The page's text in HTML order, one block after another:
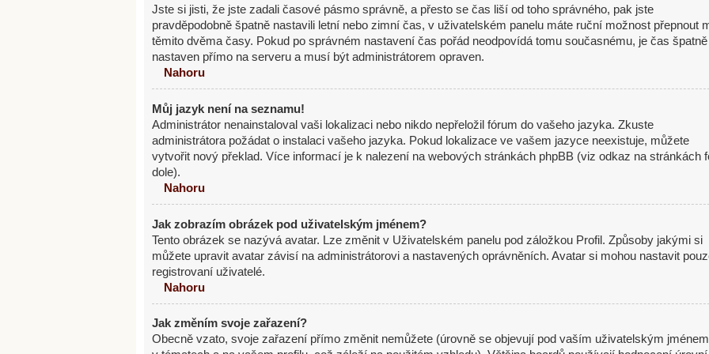
Jste si jisti, že jste zadali časové pásmo správně, a přesto se čas liší od toho správného, pak jste
pravděpodobně špatně nastavili letní nebo zimní čas, v uživatelském panelu máte ruční možnost přepnout
těmito dvěma časy. Pokud po správném nastavení čas pořád neodpovídá tomu současnému, je čas špatně
nastaven přímo na serveru a musí být administrátorem opraven.
Nahoru
Můj jazyk není na seznamu!
Administrátor nenainstaloval vaši lokalizaci nebo nikdo nepřeložil fórum do vašeho jazyka. Zkuste
administrátora požádat o instalaci vašeho jazyka. Pokud lokalizace ve vašem jazyce neexistuje, můžete
vytvořit nový překlad. Více informací je k nalezení na webových stránkách phpBB (viz odkaz na stránkách
dole).
Nahoru
Jak zobrazím obrázek pod uživatelským jménem?
Tento obrázek se nazývá avatar. Lze změnit v Uživatelském panelu pod záložkou Profil. Způsoby jakými si
můžete upravit avatar závisí na administrátorovi a nastavených oprávněních. Avatar si mohou nastavit
registrovaní uživatelé.
Nahoru
Jak změním svoje zařazení?
Obecně vzato, svoje zařazení přímo změnit nemůžete (úrovně se objevují pod vaším uživatelským jménem